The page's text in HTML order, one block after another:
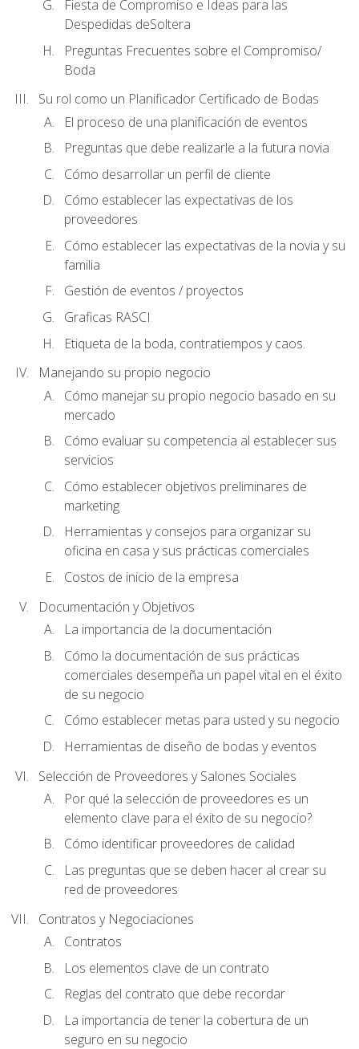
Fiesta de Compromiso e Ideas para las
Despedidas deSoltera
Preguntas Frecuentes sobre el Compromiso/
Boda
Su rol como un Planificador Certificado de Bodas
El proceso de una planificación de eventos
Preguntas que debe realizarle a la futura novia
Cómo desarrollar un perfil de cliente
Cómo establecer las expectativas de los
proveedores
Cómo establecer las expectativas de la novia y su
familia
Gestión de eventos / proyectos
Graficas RASCI
Etiqueta de la boda, contratiempos y caos.
Manejando su propio negocio
Cómo manejar su propio negocio basado en su
mercado
Cómo evaluar su competencia al establecer sus
servicios
Cómo establecer objetivos preliminares de
marketing
Herramientas y consejos para organizar su
oficina en casa y sus prácticas comerciales
Costos de inicio de la empresa
Documentación y Objetivos
La importancia de la documentación
Cómo la documentación de sus prácticas
comerciales desempeña un papel vital en el éxito
de su negocio
Cómo establecer metas para usted y su negocio
Herramientas de diseño de bodas y eventos
Selección de Proveedores y Salones Sociales
Por qué la selección de proveedores es un
elemento clave para el éxito de su negocio?
Cómo identificar proveedores de calidad
Las preguntas que se deben hacer al crear su
red de proveedores
Contratos y Negociaciones
Contratos
Los elementos clave de un contrato
Reglas del contrato que debe recordar
La importancia de tener la cobertura de un
seguro en su negocio